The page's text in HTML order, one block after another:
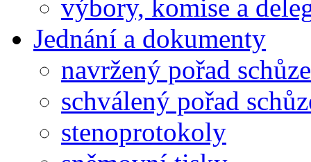
výbory, komise a
Jednání a dokumenty
navržený pořad schůze
schválený pořad
stenoprotokoly